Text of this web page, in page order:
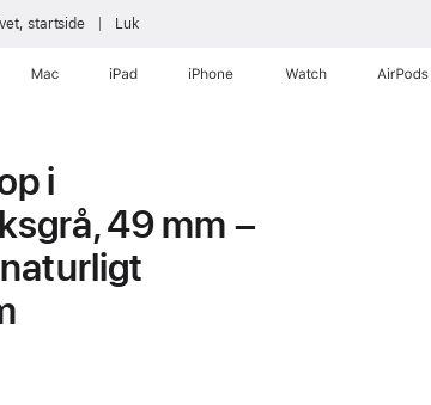
startside Luk
Mac iPad iPhone Watch AirPods
i
49 mm –